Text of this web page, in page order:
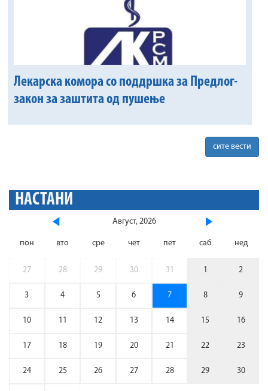
Лекарска комора со поддршка за Предлог-
закон за заштита од пушење
сите вести
НАСТАНИ
Август, 2026
пон вто сре чет пет саб нед
27 28 29 30 31 1 2
3 4 5 6 7 8 9
10 11 12 13 14 15 16
17 18 19 20 21 22 23
24 25 26 27 28 29 30